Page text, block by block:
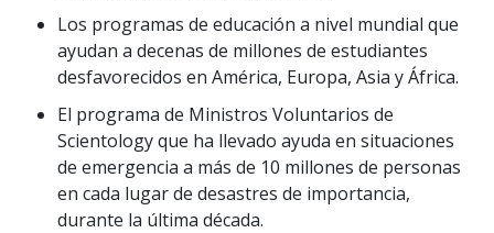
Los programas de educación a nivel mundial que
ayudan a decenas de millones de estudiantes
desfavorecidos en América, Europa, Asia y África.
El programa de Ministros Voluntarios de
Scientology que ha llevado ayuda en situaciones
de emergencia a más de 10 millones de personas
en cada lugar de desastres de importancia,
durante la última década.